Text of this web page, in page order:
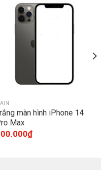
màn hình iPhone 14
Max
₫